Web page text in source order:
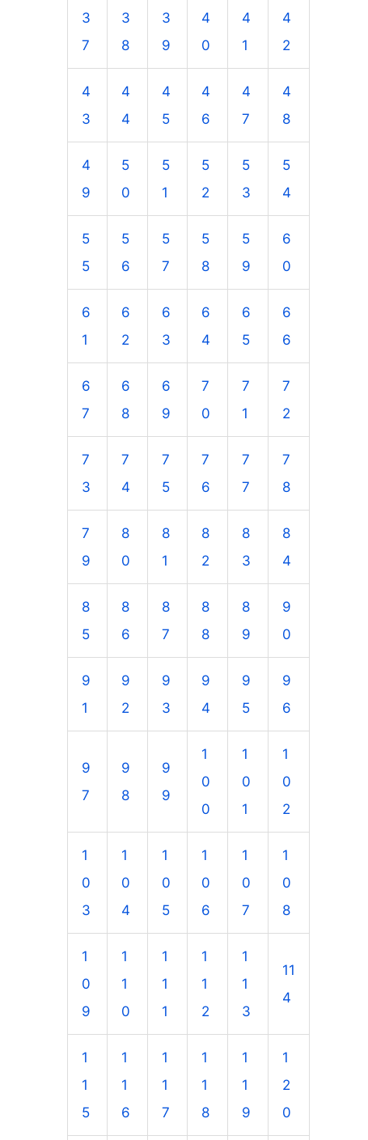
3
7
3
8
3
9
4
0
4
1
4
2
4
3
4
4
4
5
4
6
4
7
4
8
4
9
5
0
5
1
5
2
5
3
5
4
5
5
5
6
5
7
5
8
5
9
6
0
6
1
6
2
6
3
6
4
6
5
6
6
6
7
6
8
6
9
7
0
7
1
7
2
7
3
7
4
7
5
7
6
7
7
7
8
7
9
8
0
8
1
8
2
8
3
8
4
8
5
8
6
8
7
8
8
8
9
9
0
9
1
9
2
9
3
9
4
9
5
9
6
9
7
9
8
9
9
1
0
0
1
0
1
1
0
2
1
0
3
1
0
4
1
0
5
1
0
6
1
0
7
1
0
8
1
0
9
1
1
0
1
1
1
1
1
2
1
1
3
11
4
1
1
5
1
1
6
1
1
7
1
1
8
1
1
9
1
2
0